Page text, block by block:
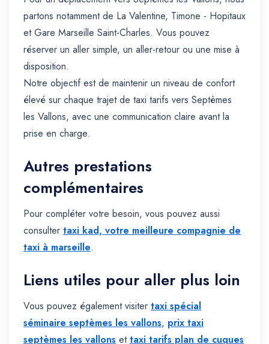
partons notamment de La Valentine, Timone - Hopitaux
et Gare Marseille Saint-Charles. Vous pouvez
réserver un aller simple, un aller-retour ou une mise à
disposition.
Notre objectif est de maintenir un niveau de confort
élevé sur chaque trajet de taxi tarifs vers Septèmes
les Vallons, avec une communication claire avant la
prise en charge.
Autres prestations
complémentaires
Pour compléter votre besoin, vous pouvez aussi
consulter taxi kad, votre meilleure compagnie de
taxi à marseille.
Liens utiles pour aller plus loin
Vous pouvez également visiter taxi spécial
séminaire septèmes les vallons, prix taxi
septèmes les vallons ettaxi tarifs plan de cuques